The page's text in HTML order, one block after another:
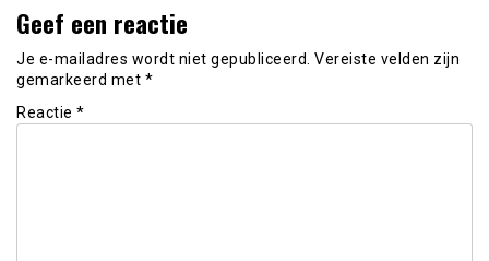
Geef een reactie
Je e-mailadres wordt niet gepubliceerd. Vereiste velden zijn
gemarkeerd met *
Reactie *